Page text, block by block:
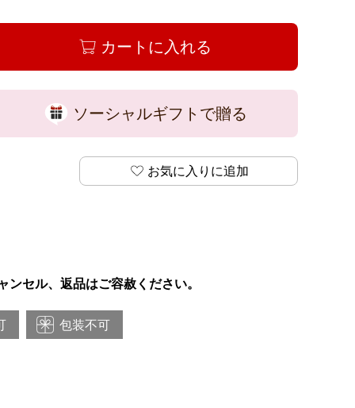
カートに入れる
ソーシャルギフトで贈る
お気に入りに追加
ンセル、返品はご容赦ください。
包装不可